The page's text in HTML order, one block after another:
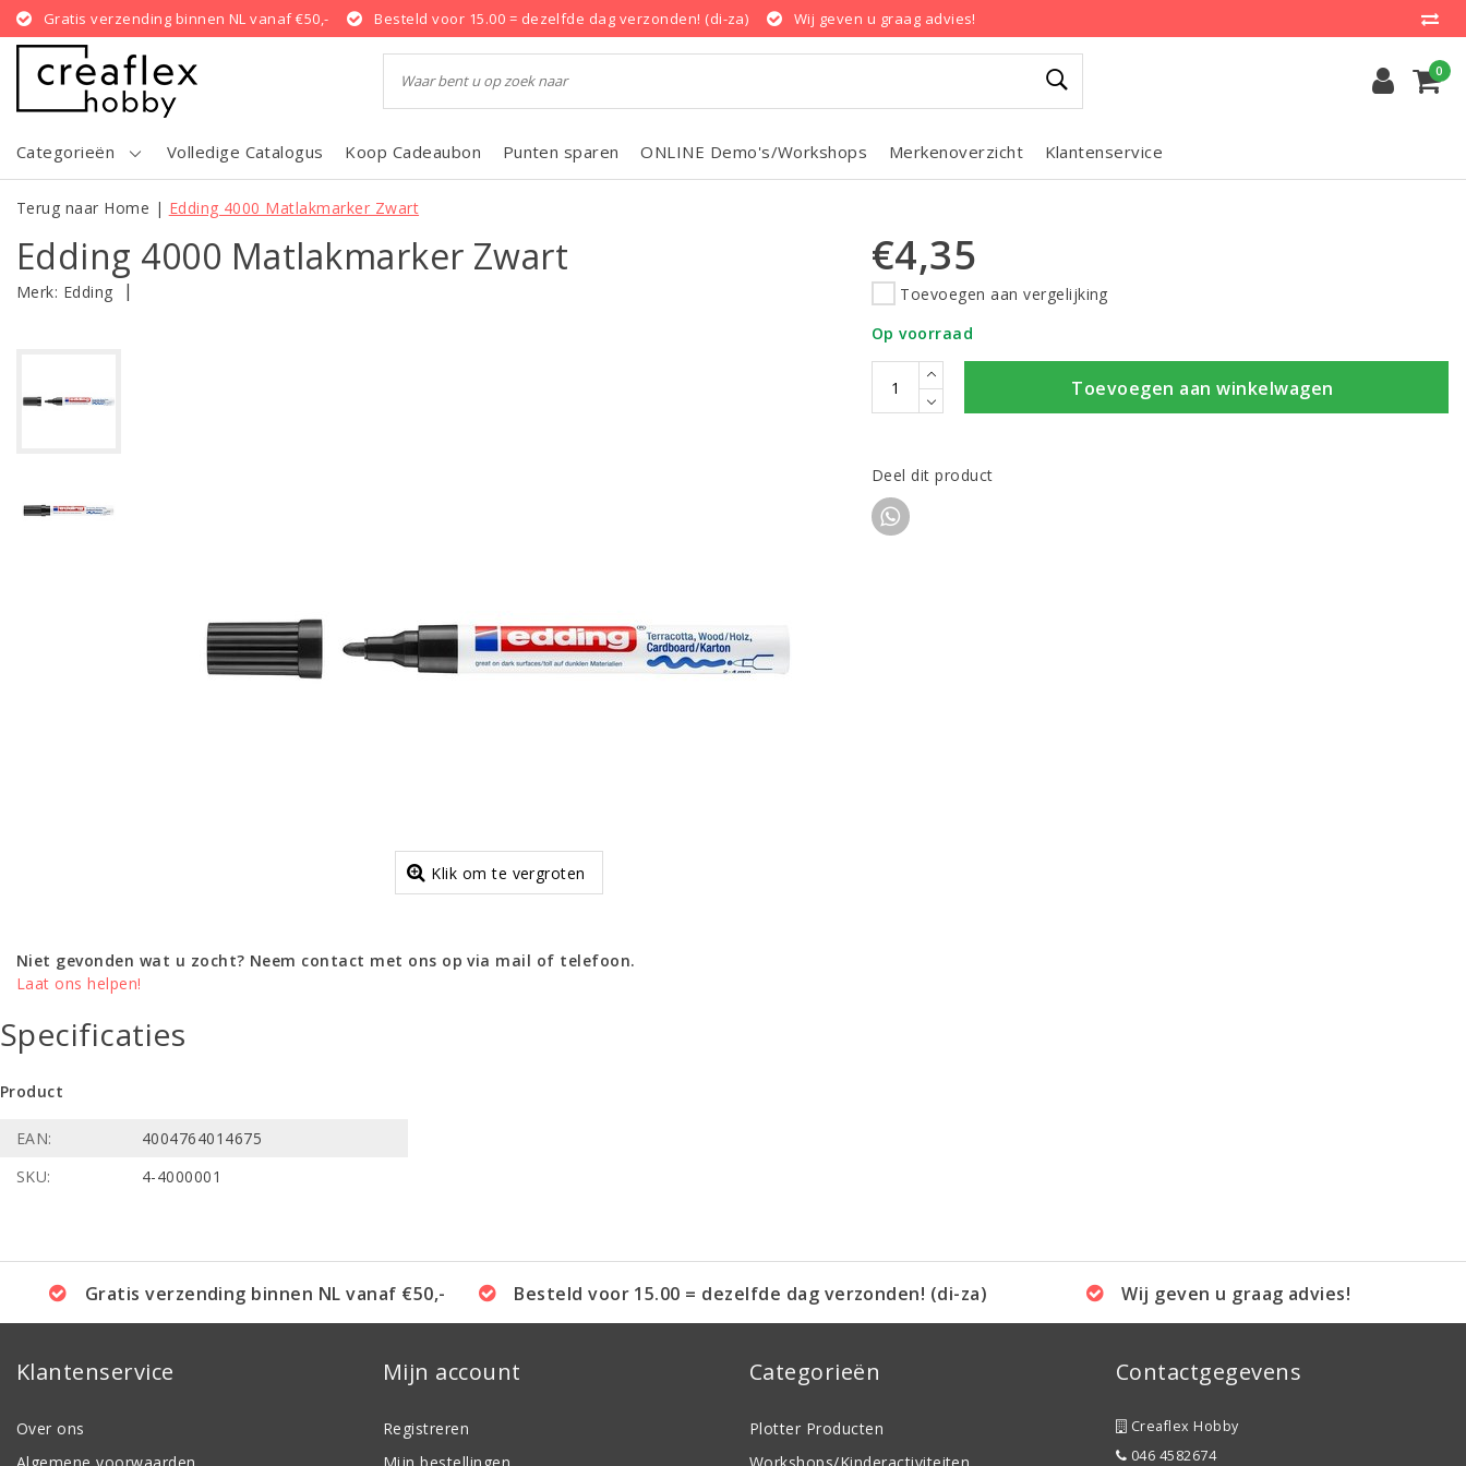
Gratis verzending binnen NL vanaf €50,- Besteld voor 15.00 = dezelfde dag verzonden! (di-za) Wij geven u graag advies!
0
Categorieën Volledige Catalogus Koop Cadeaubon Punten sparen ONLINE Demo's/Workshops Merkenoverzicht Klantenservice
Terug naar Home | Edding 4000 Matlakmarker Zwart
Edding 4000 Matlakmarker Zwart
Merk: Edding |
Klik om te vergroten
€4,35
Toevoegen aan vergelijking
Op voorraad
Toevoegen aan winkelwagen
Deel dit product
Niet gevonden wat u zocht? Neem contact met ons op via mail of telefoon.
Laat ons helpen!
Specificaties
Product
EAN:
4004764014675
SKU:
4-4000001
Gratis verzending binnen NL vanaf €50,- Besteld voor 15.00 = dezelfde dag verzonden! (di-za) Wij geven u graag advies!
Klantenservice
Over ons
Mijn account
Registreren
Categorieën
Plotter Producten
Contactgegevens
Creaflex Hobby
046 4582674